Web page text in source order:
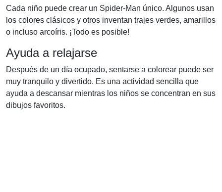
Cada niño puede crear un Spider-Man único. Algunos usan
los colores clásicos y otros inventan trajes verdes, amarillos
o incluso arcoíris. ¡Todo es posible!
Ayuda a relajarse
Después de un día ocupado, sentarse a colorear puede ser
muy tranquilo y divertido. Es una actividad sencilla que
ayuda a descansar mientras los niños se concentran en sus
dibujos favoritos.